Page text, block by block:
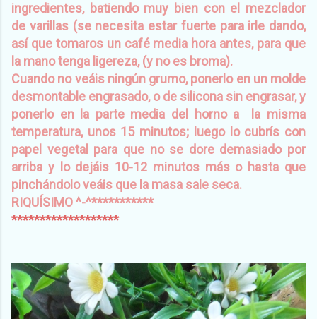
ingredientes, batiendo muy bien con el mezclador
de varillas (se necesita estar fuerte para irle dando,
así que tomaros un café media hora antes, para que
la mano tenga ligereza,(y no es broma).
Cuando no veáis ningún grumo, ponerlo en un molde
desmontable engrasado, o de silicona sin engrasar, y
ponerlo en la parte media del horno a la misma
temperatura, unos 15 minutos; luego lo cubrís con
papel vegetal para que no se dore demasiado por
arriba y lo dejáis 10-12 minutos más o hasta que
pinchándolo veáis que la masa sale seca.
RIQUÍSIMO ^-^***********
*******************